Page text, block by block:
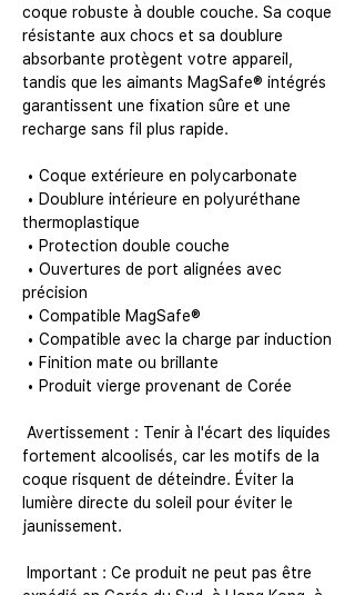
coque robuste à double couche. Sa coque
résistante aux chocs et sa doublure
absorbante protègent votre appareil,
tandis que les aimants MagSafe® intégrés
garantissent une fixation sûre et une
recharge sans fil plus rapide.
• Coque extérieure en polycarbonate
thermoplastique
• Protection double couche
précision
• Compatible MagSafe®
• Compatible avec la charge par induction
• Finition mate ou brillante
• Produit vierge provenant de Corée
fortement alcoolisés, car les motifs de la
coque risquent de déteindre. Éviter la
lumière directe du soleil pour éviter le
jaunissement.